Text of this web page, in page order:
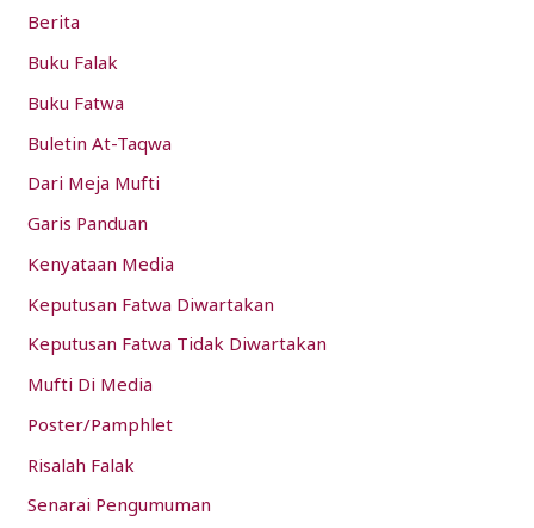
f
o
r
:
Berita
Buku Falak
Buku Fatwa
Buletin At-Taqwa
Dari Meja Mufti
Garis Panduan
Kenyataan Media
Keputusan Fatwa Diwartakan
Keputusan Fatwa Tidak Diwartakan
Mufti Di Media
Poster/Pamphlet
Risalah Falak
Senarai Pengumuman